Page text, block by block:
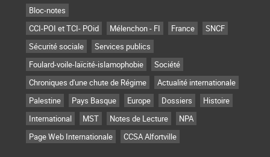
Bloc-notes
CCI-POI et TCI- POid
Mélenchon - FI France
SNCF
Sécurité sociale
Services publics
Foulard-voile-laïcité-islamophobie
Société
Chroniques d'une chute de Régime
Actualité internationale
Palestine
Pays Basque Europe Dossiers
Histoire
International
MST Notes de Lecture
NPA
Page Web Internationale
CCSA Alfortville